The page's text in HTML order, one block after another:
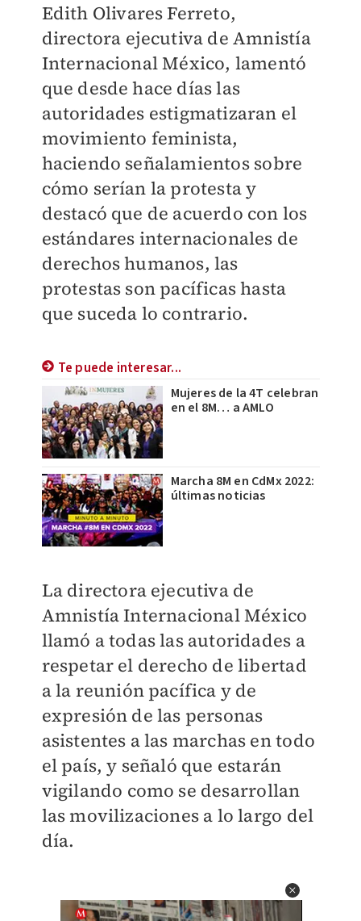
Edith Olivares Ferreto,
directora ejecutiva de Amnistía
Internacional México, lamentó
que desde hace días las
autoridades estigmatizaran el
movimiento feminista,
haciendo señalamientos sobre
cómo serían la protesta y
destacó que de acuerdo con los
estándares internacionales de
derechos humanos, las
protestas son pacíficas hasta
que suceda lo contrario.
Te puede interesar...
Mujeres de la 4T celebran
en el 8M… a AMLO
Marcha 8M en CdMx 2022:
últimas noticias
La directora ejecutiva de
Amnistía Internacional México
llamó a todas las autoridades a
respetar el derecho de libertad
a la reunión pacífica y de
expresión de las personas
asistentes a las marchas en todo
el país, y señaló que estarán
vigilando como se desarrollan
las movilizaciones a lo largo del
día.